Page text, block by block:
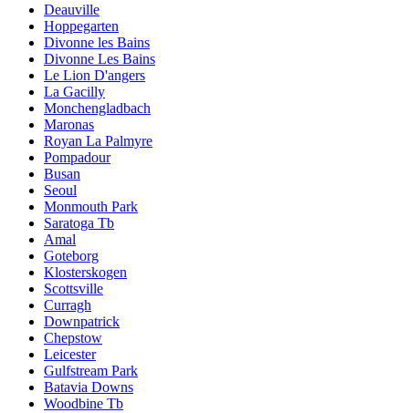
Deauville
Hoppegarten
Divonne les Bains
Divonne Les Bains
Le Lion D'angers
La Gacilly
Monchengladbach
Maronas
Royan La Palmyre
Pompadour
Busan
Seoul
Monmouth Park
Saratoga Tb
Amal
Goteborg
Klosterskogen
Scottsville
Curragh
Downpatrick
Chepstow
Leicester
Gulfstream Park
Batavia Downs
Woodbine Tb